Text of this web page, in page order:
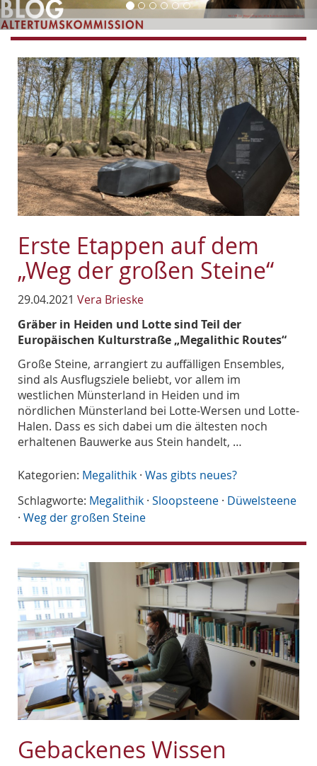
Erste Etappen auf dem
„Weg der großen Steine“
29.04.2021 Vera Brieske
Gräber in Heiden und Lotte sind Teil der
Europäischen Kulturstraße „Megalithic Routes“
Große Steine, arrangiert zu auffälligen Ensembles,
sind als Ausflugsziele beliebt, vor allem im
westlichen Münsterland in Heiden und im
nördlichen Münsterland bei Lotte-Wersen und Lotte-
Halen. Dass es sich dabei um die ältesten noch
erhaltenen Bauwerke aus Stein handelt, …
Kategorien: Megalithik · Was gibts neues?
Schlagworte: Megalithik · Sloopsteene · Düwelsteene
· Weg der großen Steine
Gebackenes Wissen